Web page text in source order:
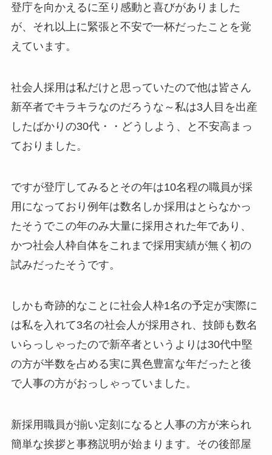
登庁を向かえるに至り感動と喜びがありました
が、それ以上に緊張と不安で一杯だったことを覚
えています。
社会人採用は私だけと思っていたので他は皆さん
新卒者でキラキラなのだろうな～私は3人目を出産
したばかりの30代・・どうしよう、と不安高まっ
ておりました。
ですが登庁してみるとその年は10名程の職員が採
用になっており例年は数名しか採用はとらなかっ
たそうでこの年のみ大量に採用された年であり、
かつ社会人枠自体をこれまで採用実績が無く初の
試みだったそうです。
しかも奇跡的なことに社会人枠1名の予定が実際に
は私を入れて3名の社会人が採用され、技師も数名
いらっしゃったので新卒者というよりは30代中堅
の方が半数を占める実に異色豊富な年だったと後
で人事の方がおっしゃっていました。
新採用職員が揃い定刻になると人事の方が来られ
簡単な挨拶と事務説明が始まります。その後部屋